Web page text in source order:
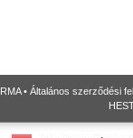
RMA• Általános szerződési